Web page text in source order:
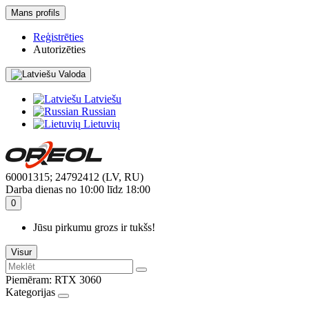
Mans profils
Reģistrēties
Autorizēties
Valoda
Latviešu
Russian
Lietuvių
60001315; 24792412 (LV, RU)
Darba dienas no 10:00 līdz 18:00
0
Jūsu pirkumu grozs ir tukšs!
Visur
Piemēram: RTX 3060
Kategorijas